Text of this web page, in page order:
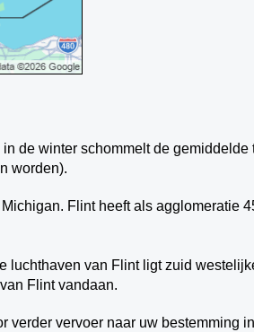
de winter schommelt de gemiddelde
worden).
Flint heeft als agglomeratie
luchthaven van Flint ligt zuid
Flint vandaan.
vervoer naar uw bestemming